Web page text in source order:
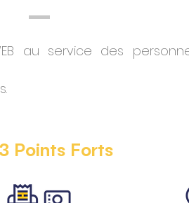
au service des
Points Forts